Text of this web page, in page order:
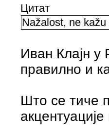
Цитат
Nažalost, ne kažu
Иван Клајн у
правилно и
Што се тиче